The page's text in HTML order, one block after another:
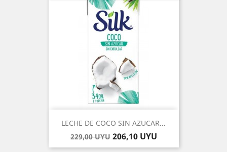
LECHE DE COCO SIN AZUCAR...
Precio
base
229,00 UYU Precio
206,10 UYU